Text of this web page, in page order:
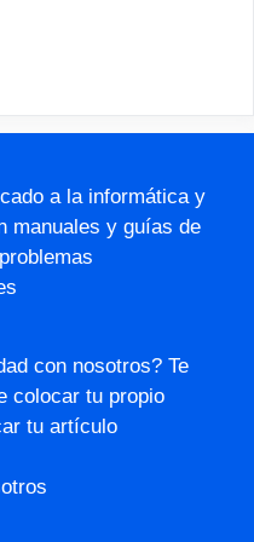
a la informática y
manuales y guías de
con nosotros? Te
colocar tu propio
tu artículo